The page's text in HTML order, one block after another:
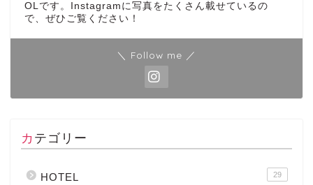
OLです。Instagramに写真をたくさん載せているの
で、ぜひご覧ください！
＼ Follow me ／
カテゴリー
HOTEL 29